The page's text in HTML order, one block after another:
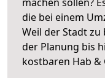
die bei einem
Weil der Stadt zu
der Planung bis
kostbaren Hab &